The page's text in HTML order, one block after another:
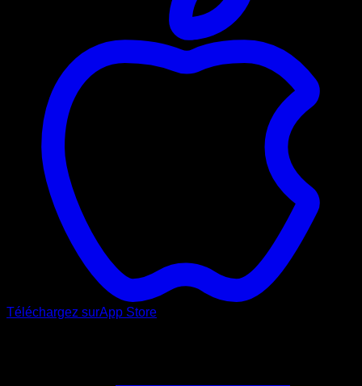
Téléchargez surApp Store